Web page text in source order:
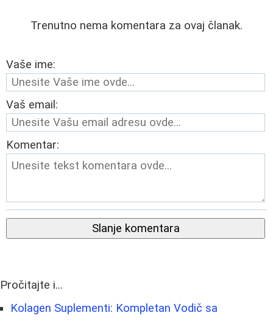
Trenutno nema komentara za ovaj članak.
Vaše ime:
Vaš email:
Komentar:
Slanje komentara
Pročitajte i...
Kolagen Suplementi: Kompletan Vodič sa